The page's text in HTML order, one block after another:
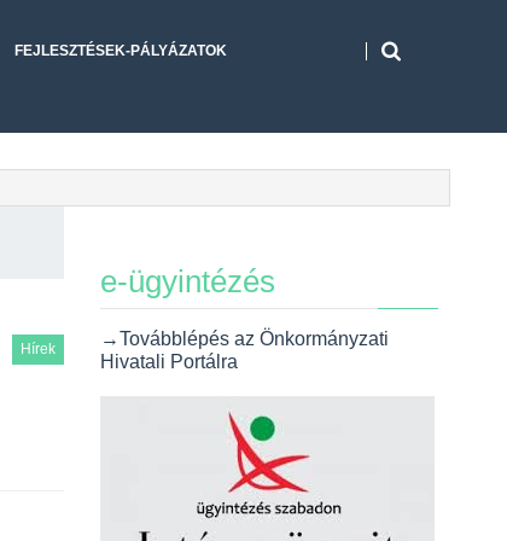
FEJLESZTÉSEK-PÁLYÁZATOK
Hírek
e-ügyintézés
→Továbblépés az Önkormányzati
Hivatali Portálra